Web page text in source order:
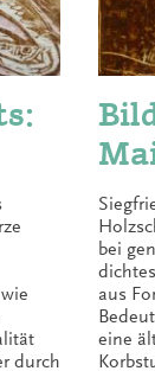
durch
bei
aus
eine